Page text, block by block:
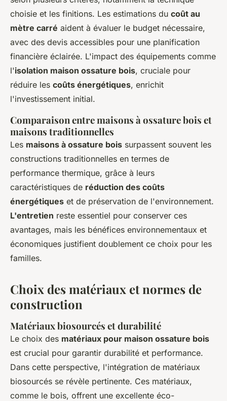
choisie et les finitions. Les estimations du coût au
mètre carré aident à évaluer le budget nécessaire,
avec des devis accessibles pour une planification
financière éclairée. L'impact des équipements comme
l'isolation maison ossature bois, cruciale pour
réduire les coûts énergétiques, enrichit
l'investissement initial.
Comparaison entre maisons à ossature bois et
maisons traditionnelles
Les maisons à ossature bois surpassent souvent les
constructions traditionnelles en termes de
performance thermique, grâce à leurs
caractéristiques de réduction des coûts
énergétiques et de préservation de l'environnement.
L'entretien reste essentiel pour conserver ces
avantages, mais les bénéfices environnementaux et
économiques justifient doublement ce choix pour les
familles.
Choix des matériaux et normes de
construction
Matériaux biosourcés et durabilité
Le choix des matériaux pour maison ossature bois
est crucial pour garantir durabilité et performance.
Dans cette perspective, l'intégration de matériaux
biosourcés se révèle pertinente. Ces matériaux,
comme le bois, offrent une excellente éco-